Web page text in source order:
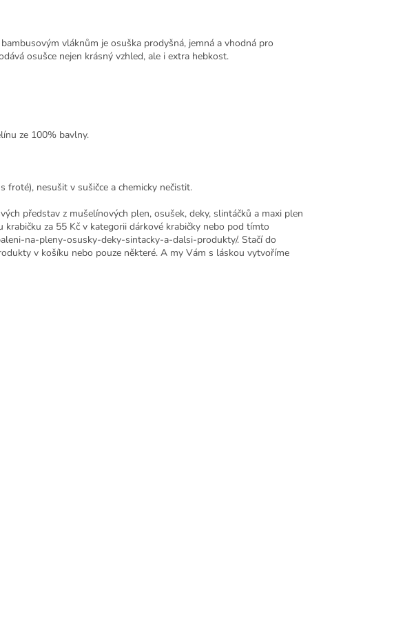
vláknům je osuška prodyšná, jemná a vhodná pro
osušce nejen krásný vzhled, ale i extra hebkost.
ze 100% bavlny.
froté), nesušit v sušičce a chemicky nečistit.
představ z mušelínových plen, osušek, deky, slintáčků a maxi plen
za 55 Kč v kategorii dárkové krabičky nebo pod tímto
na-pleny-osusky-deky-sintacky-a-dalsi-produkty/. Stačí do
v košíku nebo pouze některé. A my Vám s láskou vytvoříme